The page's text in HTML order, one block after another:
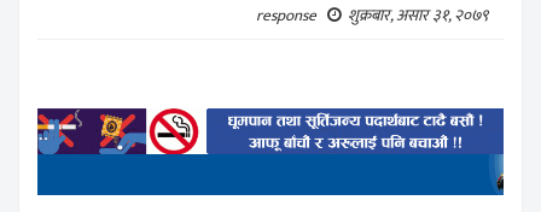
response
शुक्रबार, असार ३१, २०७९